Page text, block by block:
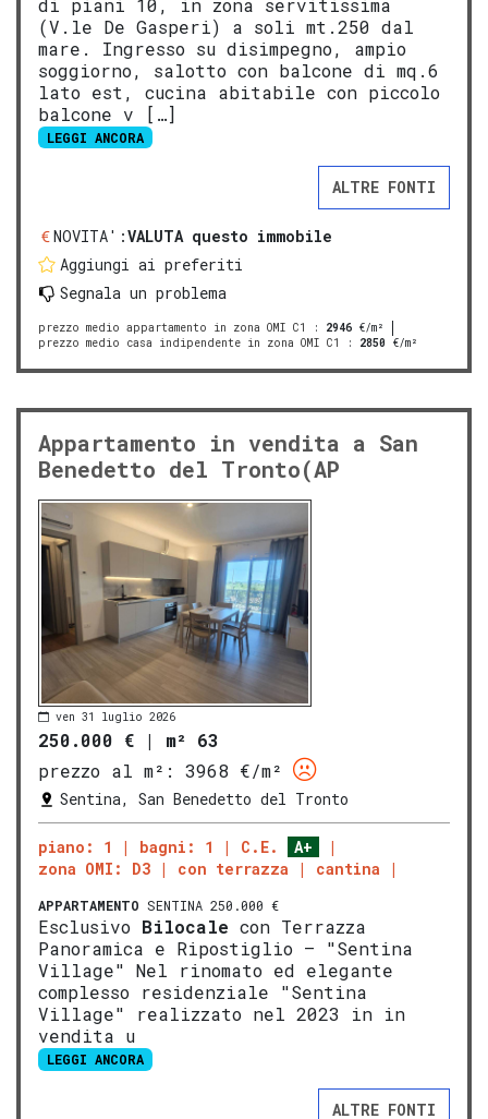
di piani 10, in zona servitissima
(V.le De Gasperi) a soli mt.250 dal
mare. Ingresso su disimpegno, ampio
soggiorno, salotto con balcone di mq.6
lato est, cucina abitabile con piccolo
balcone v […]
LEGGI ANCORA
ALTRE FONTI
NOVITA':VALUTA questo immobile
Aggiungi ai preferiti
Segnala un problema
prezzo medio appartamento in zona OMI C1 : 2946 €/m²
prezzo medio casa indipendente in zona OMI C1
: 2850 €/m²
Appartamento in vendita a San
Benedetto del Tronto(AP
ven 31 luglio 2026
250.000 € | m² 63
prezzo al m²:
3968 €/m²
Sentina, San Benedetto del Tronto
piano: 1 bagni: 1 C.E.
A+
zona OMI: D3
con terrazza cantina
APPARTAMENTO SENTINA 250.000 €
Esclusivo Bilocale con Terrazza
Panoramica e Ripostiglio – "Sentina
Village" Nel rinomato ed elegante
complesso residenziale "Sentina
Village" realizzato nel 2023 in in
vendita u
LEGGI ANCORA
ALTRE FONTI